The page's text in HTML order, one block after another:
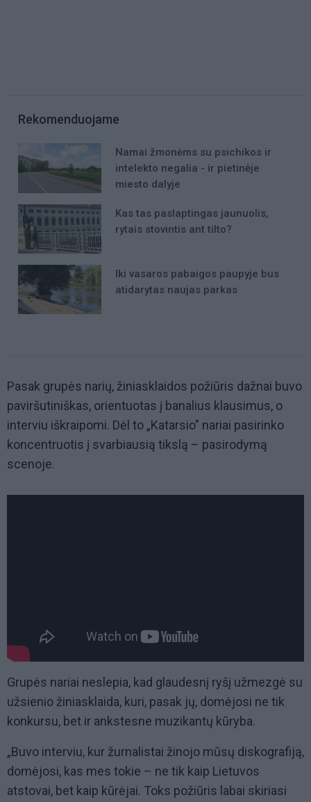
Rekomenduojame
Namai žmonėms su psichikos ir
intelekto negalia - ir pietinėje
miesto dalyje
Kas tas paslaptingas jaunuolis,
rytais stovintis ant tilto?
Iki vasaros pabaigos paupyje bus
atidarytas naujas parkas
Pasak grupės narių, žiniasklaidos požiūris dažnai buvo
paviršutiniškas, orientuotas į banalius klausimus, o
interviu iškraipomi. Dėl to „Katarsio" nariai pasirinko
koncentruotis į svarbiausią tikslą – pasirodymą
scenoje.
Grupės nariai neslepia, kad glaudesnį ryšį užmezgė su
užsienio žiniasklaida, kuri, pasak jų, domėjosi ne tik
konkursu, bet ir ankstesne muzikantų kūryba.
„Buvo interviu, kur žurnalistai žinojo mūsų diskografiją,
domėjosi, kas mes tokie – ne tik kaip Lietuvos
atstovai, bet kaip kūrėjai. Toks požiūris labai skiriasi